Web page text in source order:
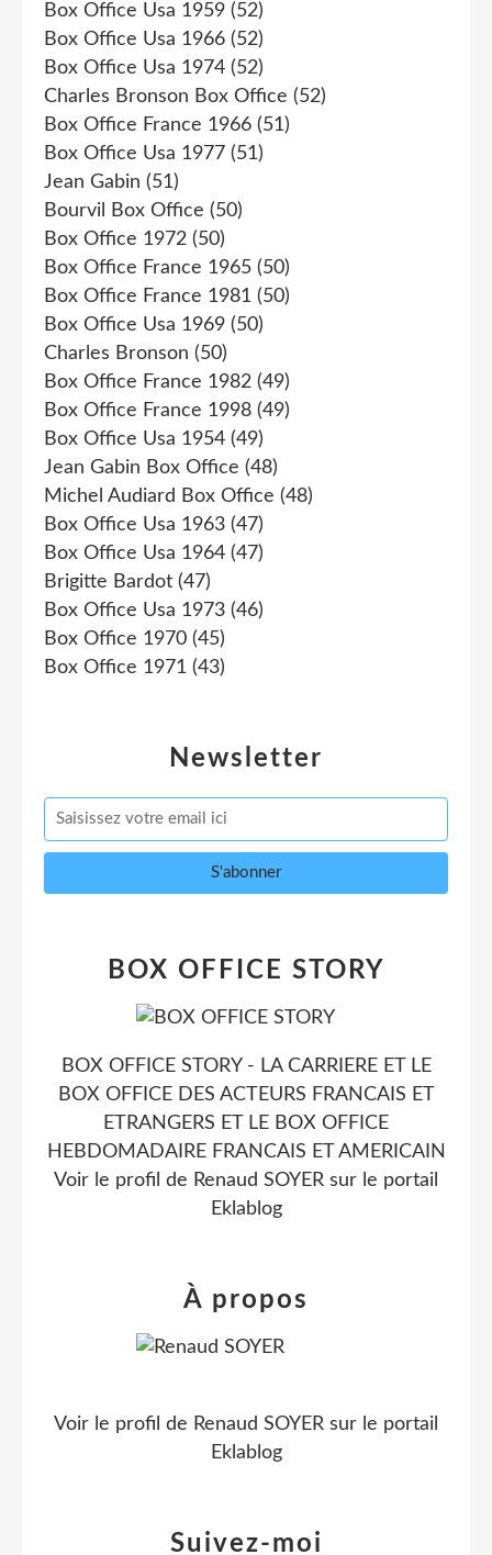
Newsletter
Box Office Usa 1959 (52)
Box Office Usa 1966 (52)
Box Office Usa 1974 (52)
Charles Bronson Box Office (52)
Box Office France 1966 (51)
Box Office Usa 1977 (51)
Jean Gabin (51)
Bourvil Box Office (50)
Box Office 1972 (50)
Box Office France 1965 (50)
Box Office France 1981 (50)
Box Office Usa 1969 (50)
Charles Bronson (50)
Box Office France 1982 (49)
Box Office France 1998 (49)
Box Office Usa 1954 (49)
Jean Gabin Box Office (48)
Michel Audiard Box Office (48)
Box Office Usa 1963 (47)
Box Office Usa 1964 (47)
Brigitte Bardot (47)
Box Office Usa 1973 (46)
Box Office 1970 (45)
Box Office 1971 (43)
BOX OFFICE STORY
BOX OFFICE STORY - LA CARRIERE ET LE
BOX OFFICE DES ACTEURS FRANCAIS ET
ETRANGERS ET LE BOX OFFICE
HEBDOMADAIRE FRANCAIS ET AMERICAIN
Voir le profil de Renaud SOYER sur le portail
Eklablog
Suivez-moi
À propos
Voir le profil de Renaud SOYER sur le portail
Eklablog